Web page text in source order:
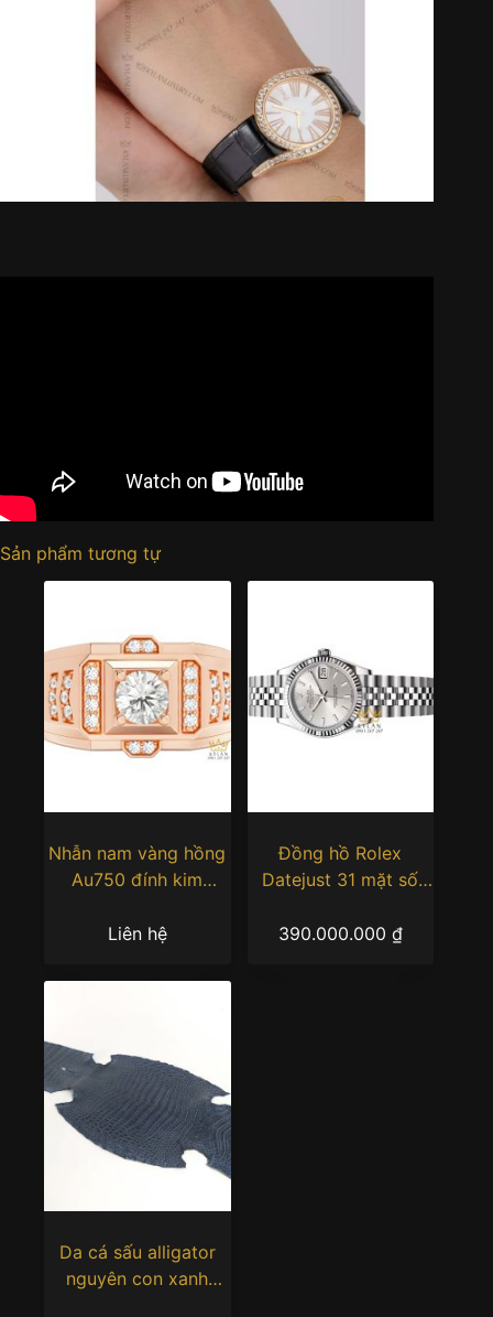
Sản phẩm tương tự
Nhẫn nam vàng hồng
Au750 đính kim
Liên hệ
Đồng hồ Rolex
Datejust 31 mặt số
390.000.000 ₫
Da cá sấu alligator
nguyên con xanh